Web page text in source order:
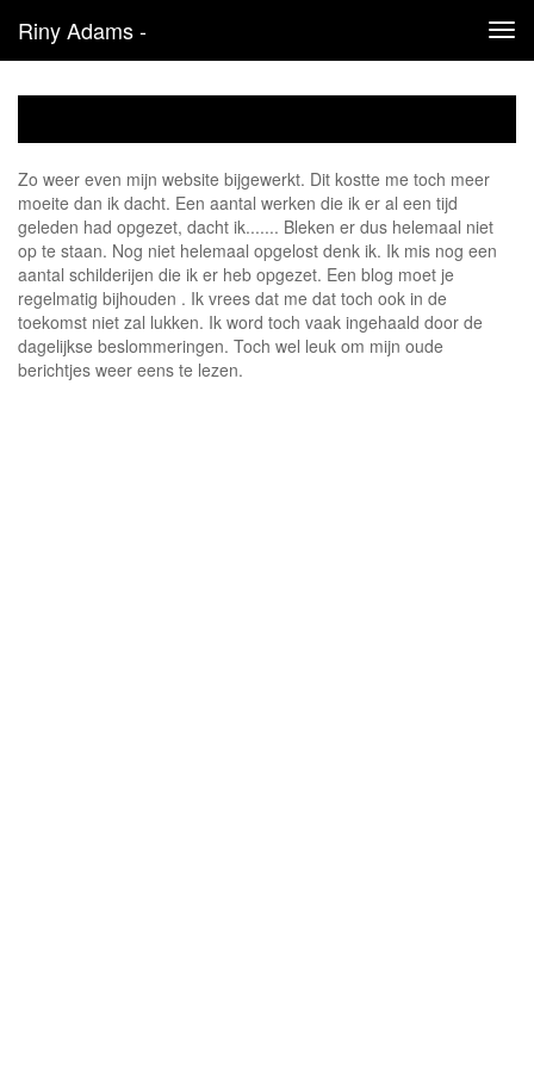
Riny Adams -
Zo weer even mijn website bijgewerkt. Dit kostte me toch meer
moeite dan ik dacht. Een aantal werken die ik er al een tijd
geleden had opgezet, dacht ik....... Bleken er dus helemaal niet
op te staan. Nog niet helemaal opgelost denk ik. Ik mis nog een
aantal schilderijen die ik er heb opgezet. Een blog moet je
regelmatig bijhouden . Ik vrees dat me dat toch ook in de
toekomst niet zal lukken. Ik word toch vaak ingehaald door de
dagelijkse beslommeringen. Toch wel leuk om mijn oude
berichtjes weer eens te lezen.